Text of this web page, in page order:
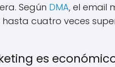
Según DMA, el email
hasta cuatro veces
es